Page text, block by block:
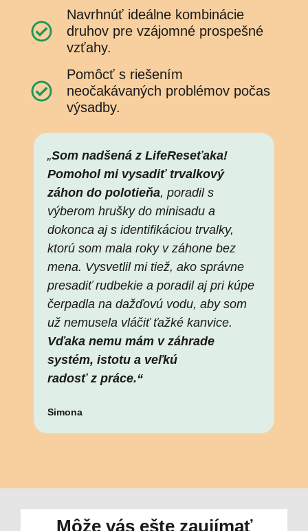
Navrhnúť ideálne kombinácie
druhov pre vzájomné prospešné
vzťahy.
Pomôcť s riešením
neočakávaných problémov počas
výsadby.
„Som nadšená z LifeReseťaka!
Pomohol mi vysadiť trvalkový
záhon do polotieňa, poradil s
výberom hrušky do minisadu a
dokonca aj s identifikáciou trvalky,
ktorú som mala roky v záhone bez
mena. Vysvetlil mi tiež, ako správne
presadiť rudbekie a poradil aj pri kúpe
čerpadla na dažďovú vodu, aby som
už nemusela vláčiť ťažké kanvice.
Vďaka nemu mám v záhrade
systém, istotu a veľkú
radosť z práce.“
Simona
Môže vás ešte zaujímať